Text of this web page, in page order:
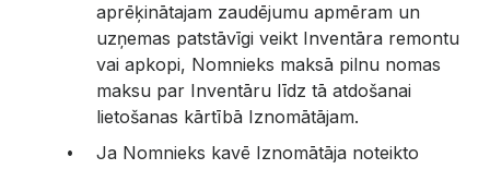
aprēķinātajam zaudējumu apmēram un
uzņemas patstāvīgi veikt Inventāra remontu
vai apkopi, Nomnieks maksā pilnu nomas
maksu par Inventāru līdz tā atdošanai
lietošanas kārtībā Iznomātājam.
Ja Nomnieks kavē Iznomātāja noteikto